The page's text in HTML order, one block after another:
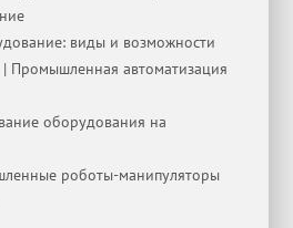
виды и возможности
Промышленная автоматизация
оборудования на
роботы-манипуляторы